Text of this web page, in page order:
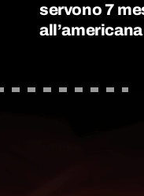
servono 7
all’americana